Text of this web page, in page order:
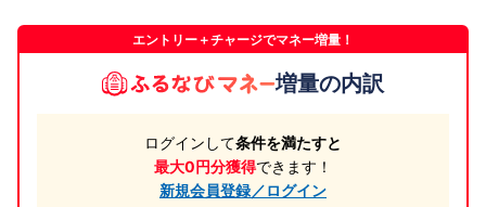
エントリー＋チャージでマネー増量！
増量の内訳
ログインして条件を満たすと
最大0円分獲得できます！
新規会員登録／ログイン